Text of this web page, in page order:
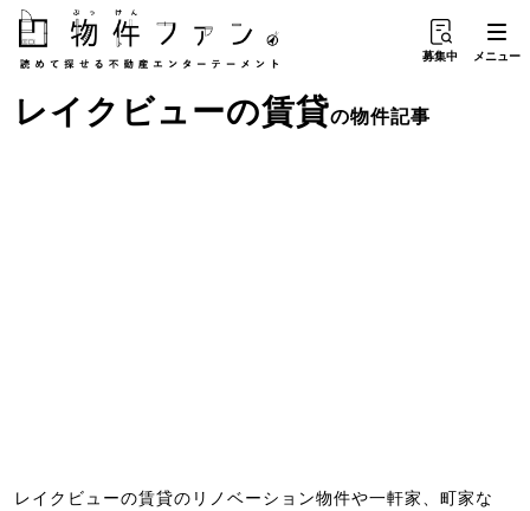
募集中 メニュー
レイクビューの賃貸の物件記事
レイクビューの賃貸のリノベーション物件や一軒家、町家な